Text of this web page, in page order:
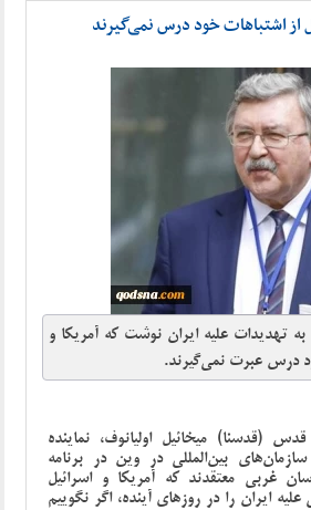
از اشتباهات خود درس نمی‌گیرند
به تهدیدات علیه ایران نوشت که آمریکا و
درس عبرت نمی‌گیرند.
(قدسنا) میخائیل اولیانوف، نماینده
بین‌المللی در وین در برنامه
غربی معتقدند که آمریکا و اسرائیل
ایران را در روزهای آینده، اگر نگوییم